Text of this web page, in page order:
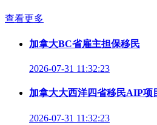
查看更多
加拿大BC省雇主担保移民
2026-07-31 11:32:23
加拿大大西洋四省移民AIP项
2026-07-31 11:32:23